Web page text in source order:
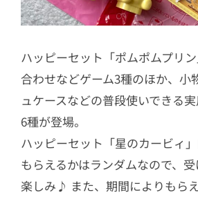
ハッピーセット「ポムポムプリ
合わせなどゲーム3種のほか、小
ュケースなどの普段使いできる
6種が登場。
ハッピーセット「星のカービィ
もらえるかはランダムなので、
楽しみ♪ また、期間によりもら